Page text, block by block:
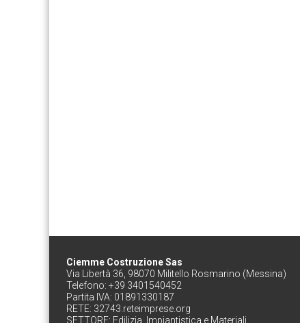
Ciemme Costruzione Sas
Via Libertà 36, 98070 Militello Rosmarino (Messina)
Telefono: +39 3401540452
Partita IVA: 01891330187
RETE: 32743.reteimprese.org
SETTORE: Edilizia, Impiantistica e Materiali